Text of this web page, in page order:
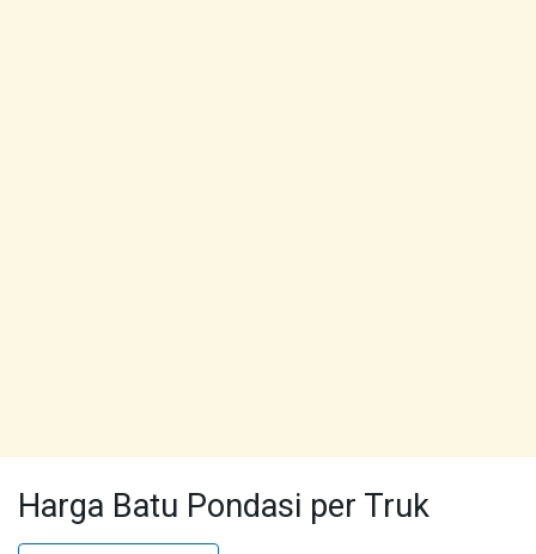
Harga Batu Pondasi per Truk